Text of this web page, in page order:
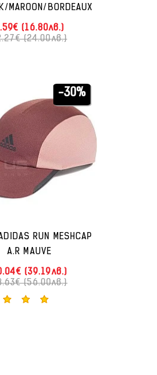
MAROON/BORDEAUX
(16.80лв.)
(24.00лв.)
-30%
RUN MESHCAP
A.R MAUVE
(39.19лв.)
(56.00лв.)